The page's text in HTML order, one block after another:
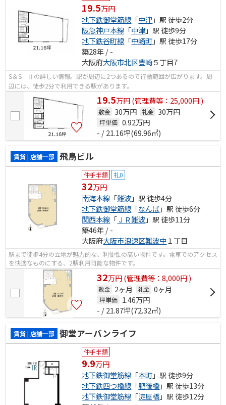
19.5万円
地下鉄御堂筋線 「中津」駅 徒歩2分
阪急神戸本線 「中津」駅 徒歩9分
地下鉄谷町線 「中崎町」駅 徒歩17分
築28年 / -
大阪府大阪市北区豊崎５丁目7
S＆S Ⅱの詳しい情報。駅が周辺に2つあるので行動範囲が広がります。周
辺には、徒歩2分で利用できる駅があります。
19.5万円(管理費等：25,000円 )
敷金 30万円 礼金 30万円
坪単価 0.92万円
- / 21.16坪(69.96㎡)
賃貸 | 店舗一部 飛鳥ビル
仲手半額 礼0
32万円
南海本線 「難波」駅 徒歩4分
地下鉄御堂筋線 「なんば」駅 徒歩6分
関西本線 「ＪＲ難波」駅 徒歩11分
築46年 / -
大阪府大阪市浪速区難波中１丁目
駅まで徒歩4分の立地が魅力的な、利便性の高い物件です。電車でのアクセス
を快適なものにする、2駅利用可能な物件です。
32万円(管理費等：8,000円 )
敷金 2ヶ月 礼金 0ヶ月
坪単価 1.46万円
- / 21.87坪(72.32㎡)
賃貸 | 店舗一部 御堂アーバンライフ
仲手半額
9.9万円
地下鉄御堂筋線 「本町」駅 徒歩9分
地下鉄四つ橋線 「肥後橋」駅 徒歩13分
地下鉄御堂筋線 「淀屋橋」駅 徒歩12分